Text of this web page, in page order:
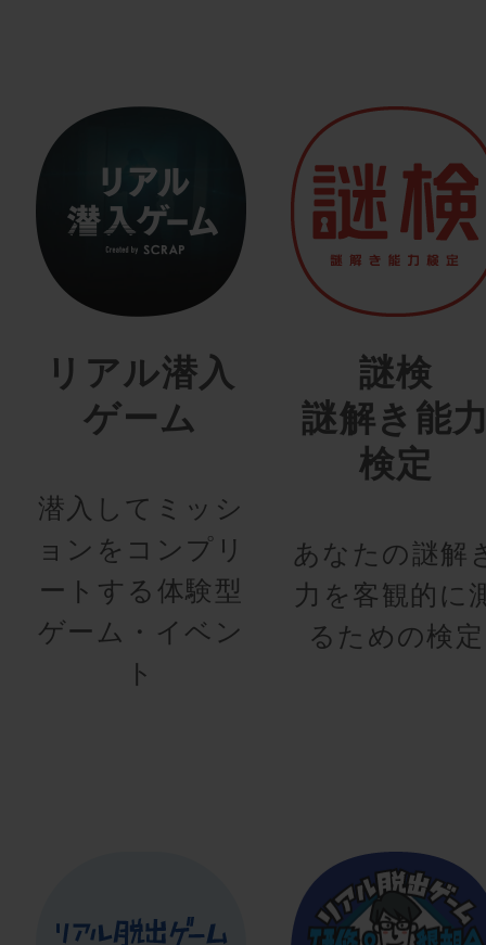
リアル潜入
ゲーム
潜入してミッシ
ョンをコンプリ
ートする体験型
ゲーム・イベン
ト
謎検
謎解き能
検定
あなたの謎解
力を客観的に
るための検定